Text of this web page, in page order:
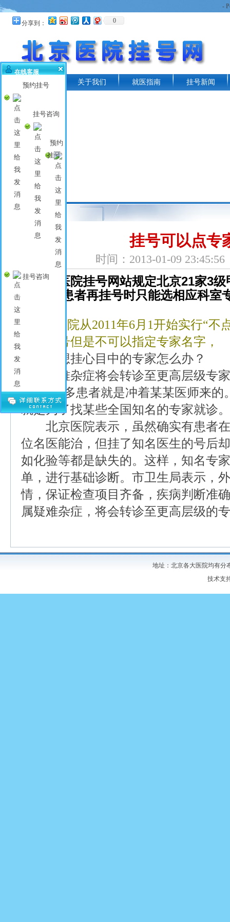
-
分享到： 0
首页 关于我们 就医指南 挂号新闻
常见问题
挂号可以点专
时间： 2013-01-09 23:45:56
北京医院挂号网站规定北京21家3级
患者再挂号时只能选相应科室
北京医院从2011年6月 1开始实行“不
的专家号但是不可以指定专家名字，
外地人想挂心目中的专家怎么办？
疑难杂症将会转诊至更高层级专家
“很多患者就是冲着某某医师来的
就是为了找某些全国知名的专家就诊。
北京医院表示，虽然确实有患者在
位名医能治，但挂了知名医生的号后
如化验等都是缺失的。这样，知名专
单，进行基础诊断。市卫生局表示，
情，保证检查项目齐备，疾病判断准
属疑难杂症，将会转诊至更高层级的
地址：北京各大医院均有
技术支
在线客服
预约挂号
挂号咨询
预约
挂号
挂号咨询